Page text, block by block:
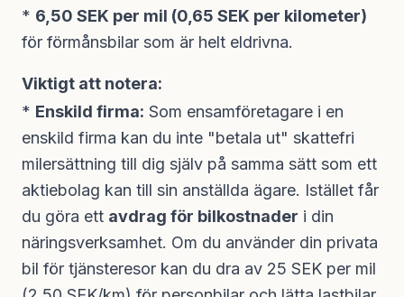
* 6,50 SEK per mil (0,65 SEK per kilometer)
för förmånsbilar som är helt eldrivna.
Viktigt att notera:
* Enskild firma: Som ensamföretagare i en
enskild firma kan du inte "betala ut" skattefri
milersättning till dig själv på samma sätt som ett
aktiebolag kan till sin anställda ägare. Istället får
du göra ett avdrag för bilkostnader i din
näringsverksamhet. Om du använder din privata
bil för tjänsteresor kan du dra av 25 SEK per mil